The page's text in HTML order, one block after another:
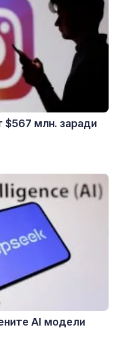
$567 млн. заради
AI модели